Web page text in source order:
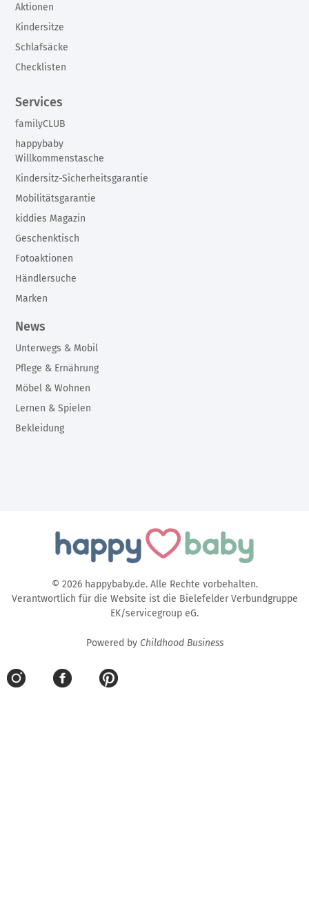
Aktionen
Kindersitze
Schlafsäcke
Checklisten
Services
familyCLUB
happybaby
Willkommenstasche
Kindersitz-Sicherheitsgarantie
Mobilitätsgarantie
kiddies Magazin
Geschenktisch
Fotoaktionen
Händlersuche
Marken
News
Unterwegs & Mobil
Pflege & Ernährung
Möbel & Wohnen
Lernen & Spielen
Bekleidung
© 2026 happybaby.de. Alle Rechte vorbehalten.
Verantwortlich für die Website ist die Bielefelder Verbundgruppe
EK/servicegroup eG.
Powered by Childhood Business